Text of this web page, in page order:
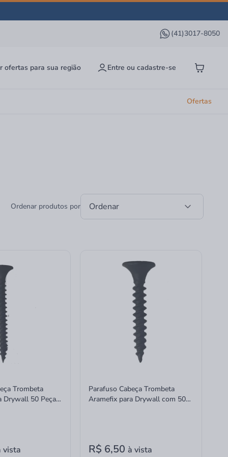
(41)3017-8050
ofertas para sua região Entre ou cadastre-se
Ofertas
Ordenar produtos por Ordenar
Trombeta
Drywall 50 Peças
vista
Parafuso Cabeça Trombeta
Aramefix para Drywall com 50
R$ 6,50 à vista